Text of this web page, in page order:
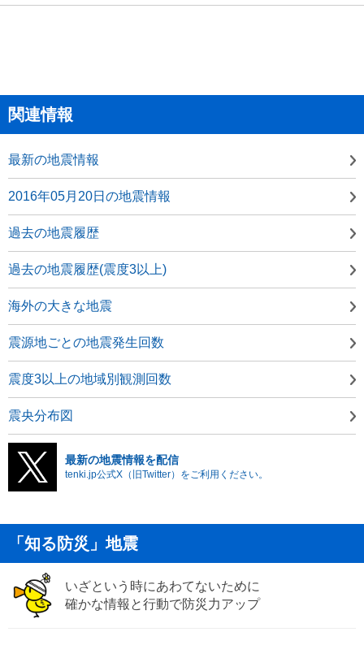
関連情報
最新の地震情報
2016年05月20日の地震情報
過去の地震履歴
過去の地震履歴(震度3以上)
海外の大きな地震
震源地ごとの地震発生回数
震度3以上の地域別観測回数
震央分布図
最新の地震情報を配信
tenki.jp公式X（旧Twitter）をご利用ください。
「知る防災」地震
いざという時にあわてないために
確かな情報と行動で防災力アップ